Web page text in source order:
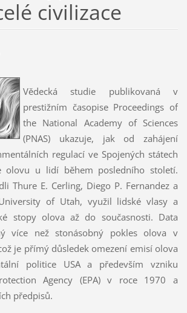
civilizace
Vědecká studie publikovaná v
prestižním časopise Proceedings of
the National Academy of Sciences
(PNAS) ukazuje, jak od zahájení
regulací ve Spojených státech
olovu u lidí během posledního století.
Thure E. Cerling, Diego P. Fernandez a
of Utah, využil lidské vlasy a
stopy olova až do současnosti. Data
více než stonásobný pokles olova v
je přímý důsledek omezení emisí olova
politice USA a především vzniku
Agency (EPA) v roce 1970 a
předpisů.